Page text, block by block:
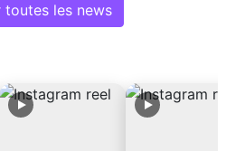
toutes les news